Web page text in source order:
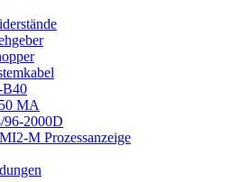
MA
2000D
M Prozessanzeige